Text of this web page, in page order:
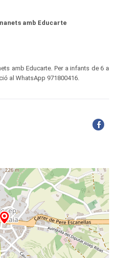
amb Educarte
amb Educarte. Per a infants de 6 a
al WhatsApp 971800416.